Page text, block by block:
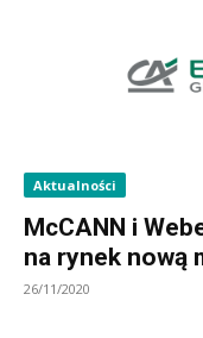
Aktualności
McCANN i
na rynek nową
26/11/2020